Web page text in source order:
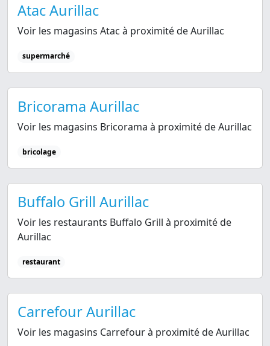
Atac Aurillac
Voir les magasins Atac à proximité de Aurillac
supermarché
Bricorama Aurillac
Voir les magasins Bricorama à proximité de Aurillac
bricolage
Buffalo Grill Aurillac
Voir les restaurants Buffalo Grill à proximité de
Aurillac
restaurant
Carrefour Aurillac
Voir les magasins Carrefour à proximité de Aurillac